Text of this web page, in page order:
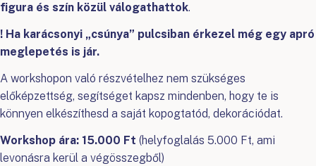
figura és szín közül válogathattok.
! Ha karácsonyi „csúnya” pulcsiban érkezel még egy apró
meglepetés is jár.
A workshopon való részvételhez nem szükséges
előképzettség, segítséget kapsz mindenben, hogy te is
könnyen elkészíthesd a saját kopogtatód, dekorációdat.
Workshop ára: 15.000 Ft (helyfoglalás 5.000 Ft, ami
levonásra kerül a végösszegből)